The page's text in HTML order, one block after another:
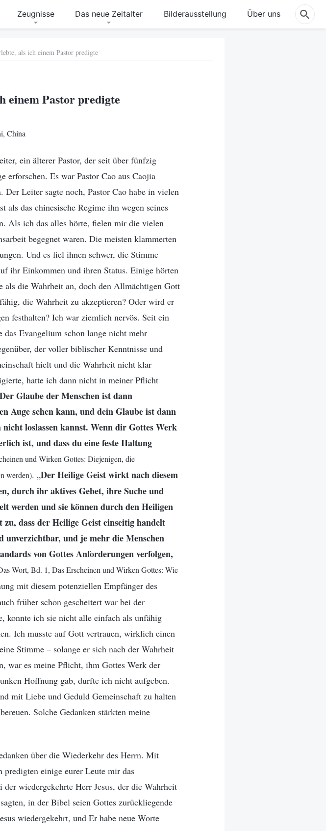
Zeugnisse Das neue Zeitalter Bilderausstellung Über uns
als ich einem Pastor predigte
einem Pastor predigte
China
ein älterer Pastor, der seit über fünfzig
erforschen. Es war Pastor Cao aus Caojia
Leiter sagte noch, Pastor Cao habe in vielen
als das chinesische Regime ihn wegen seines
Als ich das alles hörte, fielen mir die vielen
begegnet waren. Die meisten klammerten
Und es fiel ihnen schwer, die Stimme
ihr Einkommen und ihren Status. Einige hörten
als die Wahrheit an, doch den Allmächtigen Gott
die Wahrheit zu akzeptieren? Oder wird er
festhalten? Ich war ziemlich nervös. Seit ein
das Evangelium schon lange nicht mehr
der voller biblischer Kenntnisse und
hielt und die Wahrheit nicht klar
hatte ich dann nicht in meiner Pflicht
Der Glaube der Menschen ist dann
Auge sehen kann, und dein Glaube ist dann
loslassen kannst. Wenn dir Gottes Werk
ist, und dass du eine feste Haltung
und Wirken Gottes: Diejenigen, die
werden). „Der Heilige Geist wirkt nach diesem
durch ihr aktives Gebet, ihre Suche und
werden und sie können durch den Heiligen
dass der Heilige Geist einseitig handelt
unverzichtbar, und je mehr die Menschen
von Gottes Anforderungen verfolgen,
Wort, Bd. 1, Das Erscheinen und Wirken Gottes: Wie
mit diesem potenziellen Empfänger des
früher schon gescheitert war bei der
konnte ich sie nicht alle einfach als unfähig
Ich musste auf Gott vertrauen, wirklich einen
Stimme – solange er sich nach der Wahrheit
war es meine Pflicht, ihm Gottes Werk der
Hoffnung gab, durfte ich nicht aufgeben.
mit Liebe und Geduld Gemeinschaft zu halten
Solche Gedanken stärkten meine
über die Wiederkehr des Herrn. Mit
predigten einige eurer Leute mir das
wiedergekehrte Herr Jesus, der die Wahrheit
in der Bibel seien Gottes zurückliegende
wiedergekehrt, und Er habe neue Worte